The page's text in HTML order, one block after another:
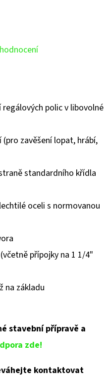
polic v libovolné
zavěšení lopat, hrábí,
standardního křídla
oceli s normovanou
přípojky na 1 1/4"
na základu
stavební přípravě a
zde!
kontaktovat